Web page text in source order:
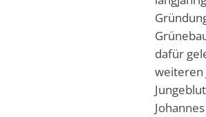
dafür
weiteren